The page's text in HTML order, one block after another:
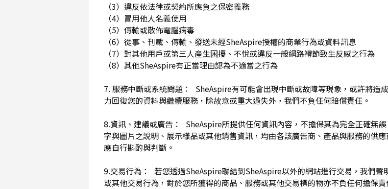
（3）違反依法律或契約所應負之保密義務
（4）冒用他人名義使用
（5）傳輸或散佈電腦病毒
（6）從事、刊載、傳輸、發送未經SheAspire授權的商業行為或資料訊息
（7）對其他用戶或第三人產生困擾、不悅或違反一般網路禮節致生反感之行為
（8）其他SheAspire有正當理由認為不適當之行為
7. 服務中斷或系統問題： SheAspire有可能會出現中斷或故障等現象，或許將造
力回復您的資料與繼續服務，除故意或重大過失外，我們不負任何賠償責任。
8.資訊、建議或廣告： SheAspire所提供任何資訊內容，不擔保其為完全正確無
字與圖片之說明、展示樣品或其他銷售資訊，均由各該廣告商、產品與服務的供
應自行斟酌與判斷。
9.交易行為： 若您透過SheAspire聯結到SheAspire以外的網站進行交易，我們
或其他交易行為，對於您所獲得的商品、服務或其他交易標的物亦不負任何擔保責